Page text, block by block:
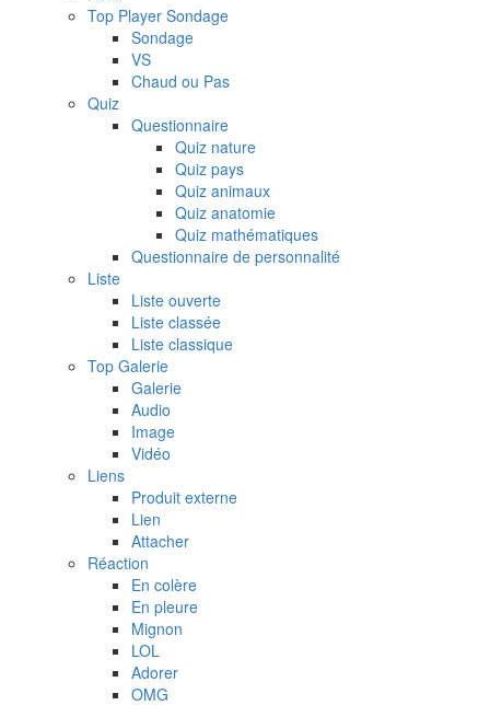
Top Player Sondage
Sondage
VS
Chaud ou Pas
Quiz
Questionnaire
Quiz nature
Quiz pays
Quiz animaux
Quiz anatomie
Quiz mathématiques
Questionnaire de personnalité
Liste
Liste ouverte
Liste classée
Liste classique
Top Galerie
Galerie
Audio
Image
Vidéo
Liens
Produit externe
Lien
Attacher
Réaction
En colère
En pleure
Mignon
LOL
Adorer
OMG